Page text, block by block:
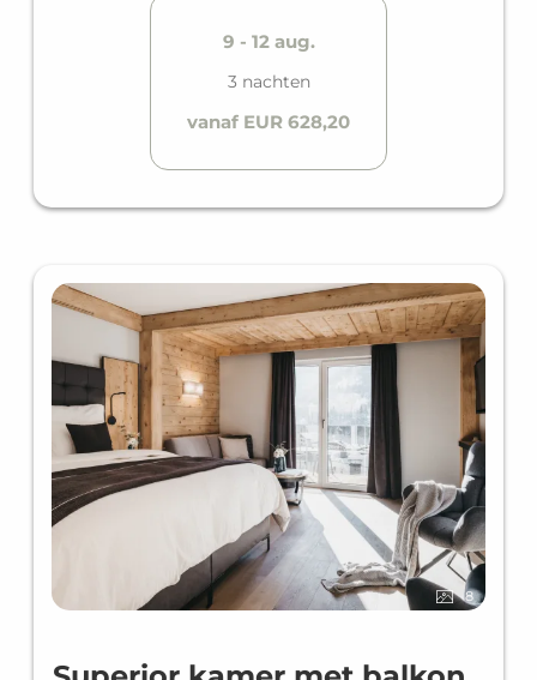
9 - 12 aug.
3 nachten
vanaf EUR 628,20
8